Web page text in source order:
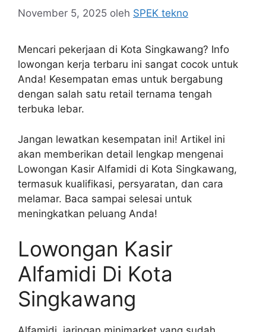
November 5, 2025 oleh SPEK tekno
Mencari pekerjaan di Kota Singkawang? Info
lowongan kerja terbaru ini sangat cocok untuk
Anda! Kesempatan emas untuk bergabung
dengan salah satu retail ternama tengah
terbuka lebar.
Jangan lewatkan kesempatan ini! Artikel ini
akan memberikan detail lengkap mengenai
Lowongan Kasir Alfamidi di Kota Singkawang,
termasuk kualifikasi, persyaratan, dan cara
melamar. Baca sampai selesai untuk
meningkatkan peluang Anda!
Lowongan Kasir
Alfamidi Di Kota
Singkawang